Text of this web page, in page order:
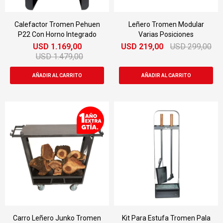
Calefactor Tromen Pehuen
P22 Con Horno Integrado
USD 1.169,00
USD 1.479,00
Leñero Tromen Modular
Varias Posiciones
USD 219,00 USD 299,00
Carro Leñero Junko Tromen Kit Para Estufa Tromen Pala